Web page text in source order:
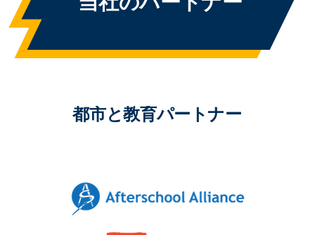
当社のパートナー
都市と教育パートナー